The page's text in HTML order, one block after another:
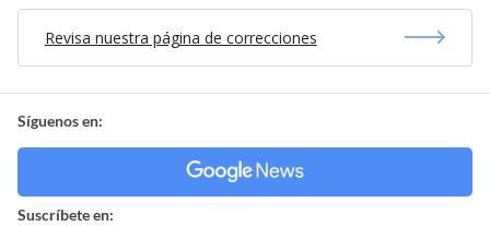
Revisa nuestra página de correcciones
Síguenos en:
Suscríbete en: